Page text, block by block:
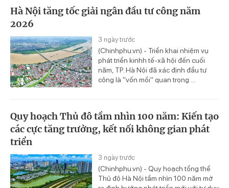
Hà Nội tăng tốc giải ngân đầu tư công năm
2026
3 ngày trước
(Chinhphu.vn) - Triển khai nhiệm vụ
phát triển kinhh tế-xã hội đến cuối
năm, TP. Hà Nội đã xác định đầu tư
công là "vốn mồi" quan trọng ...
Quy hoạch Thủ đô tầm nhìn 100 năm: Kiến tạo
các cực tăng trưởng, kết nối không gian phát
triển
3 ngày trước
(Chinhphu.vn) - Quy hoạch tổng thể
Thủ đô Hà Nội tầm nhìn 100 năm mở